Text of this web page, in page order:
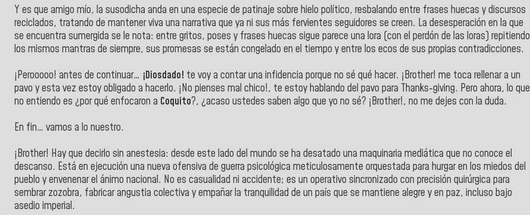
Y es que amigo mío, la susodicha anda en una especie de patinaje sobre hielo político, resbalando entre frases huecas y discursos
reciclados, tratando de mantener viva una narrativa que ya ni sus más fervientes seguidores se creen. La desesperación en la que
se encuentra sumergida se le nota: entre gritos, poses y frases huecas sigue parece una lora (con el perdón de las loras) repitiendo
los mismos mantras de siempre, sus promesas se están congelado en el tiempo y entre los ecos de sus propias contradicciones.
¡Perooooo! antes de continuar… ¡Diosdado! te voy a contar una infidencia porque no sé qué hacer. ¡Brother! me toca rellenar a un
pavo y esta vez estoy obligado a hacerlo. ¡No pienses mal chico!, te estoy hablando del pavo para Thanks-giving. Pero ahora, lo que
no entiendo es ¿por qué enfocaron a Coquito?, ¿acaso ustedes saben algo que yo no sé? ¡Brother!, no me dejes con la duda.
En fin… vamos a lo nuestro.
¡Brother! Hay que decirlo sin anestesia: desde este lado del mundo se ha desatado una maquinaria mediática que no conoce el
descanso. Está en ejecución una nueva ofensiva de guerra psicológica meticulosamente orquestada para hurgar en los miedos del
pueblo y envenenar el ánimo nacional. No es casualidad ni accidente; es un operativo sincronizado con precisión quirúrgica para
sembrar zozobra, fabricar angustia colectiva y empañar la tranquilidad de un país que se mantiene alegre y en paz, incluso bajo
asedio imperial.